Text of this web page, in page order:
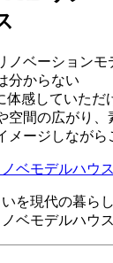
ノベーションモ
分からない
体感していただ
空間の広がり、
メージしながら
を現代の暮ら
ベモデルハウス